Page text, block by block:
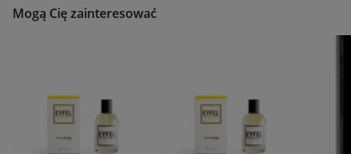
Mogą Cię zainteresować